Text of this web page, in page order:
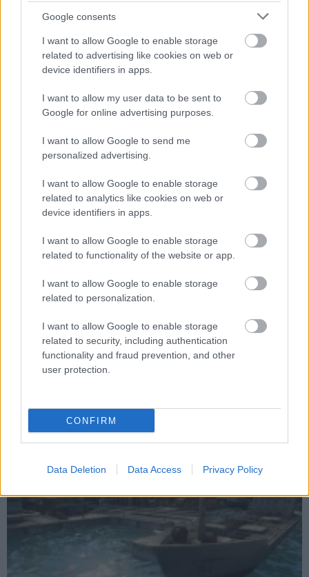
Google consents
I want to allow Google to enable storage
related to advertising like cookies on web or
device identifiers in apps.
I want to allow my user data to be sent to
Google for online advertising purposes.
I want to allow Google to send me
personalized advertising.
I want to allow Google to enable storage
related to analytics like cookies on web or
device identifiers in apps.
I want to allow Google to enable storage
related to functionality of the website or app.
I want to allow Google to enable storage
related to personalization.
I want to allow Google to enable storage
related to security, including authentication
functionality and fraud prevention, and other
user protection.
CONFIRM
Data Deletion Data Access Privacy Policy
| 2009.07.30 12:27
A Kalypso Media nyilvánosságra hozta, milyen vas
A Kalypso Media felfedte a Tropico 3 avatárjait. Sims-
rajongók imádni fogják.